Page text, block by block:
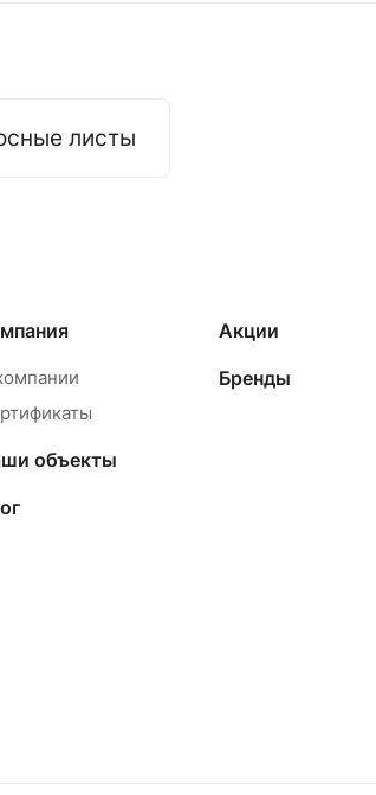
листы
объекты
Акции
Бренды